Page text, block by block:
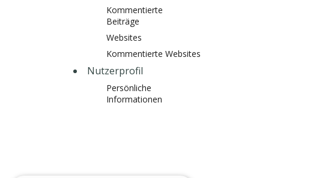
Kommentierte
Beiträge
Websites
Kommentierte Websites
Nutzerprofil
Persönliche
Informationen